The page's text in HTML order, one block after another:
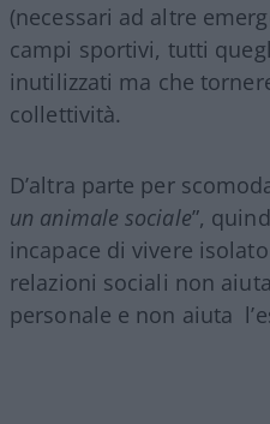
(necessari ad altre
campi sportivi, tutti
inutilizzati ma che
collettività.
D’altra parte per
un animale sociale”,
incapace di vivere
relazioni sociali non
personale e non aiuta